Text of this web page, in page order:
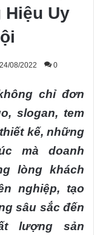
Hiệu Uy
08/2022 0
chỉ đơn
slogan, tem
kế, những
mà doanh
lòng khách
nghiệp, tạo
sâu sắc đến
lượng sản